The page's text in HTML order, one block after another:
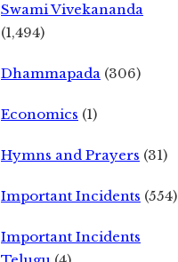
Swami Vivekananda
(1,494)
Dhammapada (306)
Economics (1)
Hymns and Prayers (31)
Important Incidents (554)
Important Incidents